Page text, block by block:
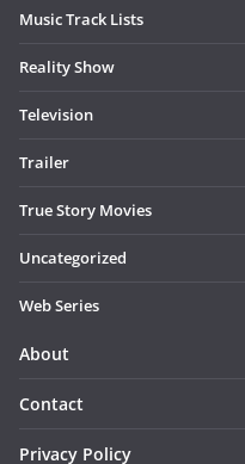
Music Track Lists
Reality Show
Television
Trailer
True Story Movies
Uncategorized
Web Series
About
Contact
Privacy Policy